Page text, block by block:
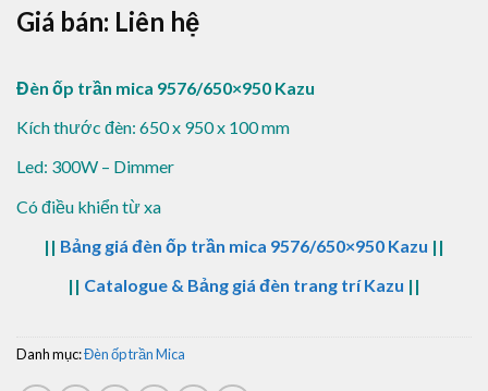
Giá bán: Liên hệ
Đèn ốp trần mica 9576/650×950 Kazu
Kích thước đèn: 650 x 950 x 100 mm
Led: 300W – Dimmer
Có điều khiển từ xa
|| Bảng giá đèn ốp trần mica 9576/650×950 Kazu ||
|| Catalogue & Bảng giá đèn trang trí Kazu ||
Danh mục:Đèn ốp trần Mica